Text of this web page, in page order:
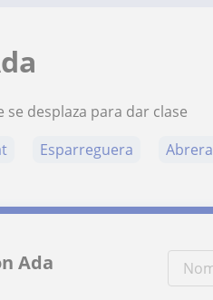
se desplaza para dar clase
Esparreguera Abrera
Ada